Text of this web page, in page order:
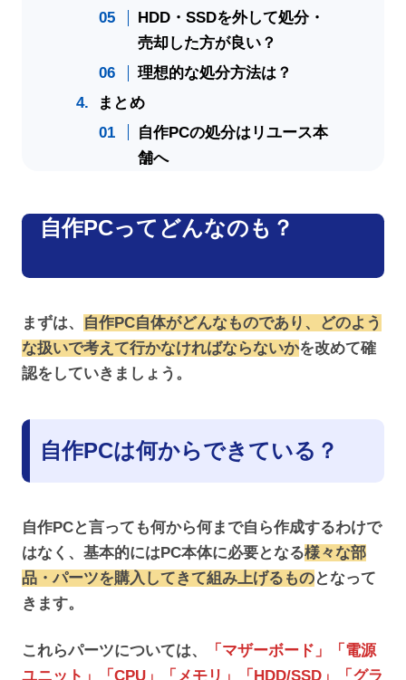
HDD・SSDを外して処分・
売却した方が良い？
理想的な処分方法は？
まとめ
自作PCの処分はリユース本
舗へ
自作PCってどんなのも？
まずは、
自作PC自体がどんなものであり、どのよう
な扱いで考えて行かなければならないかを改めて確
認をしていきましょう。
自作PCは何からできている？
自作PCと言っても何から何まで自ら作成するわけで
はなく、基本的にはPC本体に必要となる様々な部
品・パーツを購入してきて組み上げるものとなって
きます。
これらパーツについては、
「マザーボード」「電源
ユニット」「CPU」「メモリ」「HDD/SSD」「グラ